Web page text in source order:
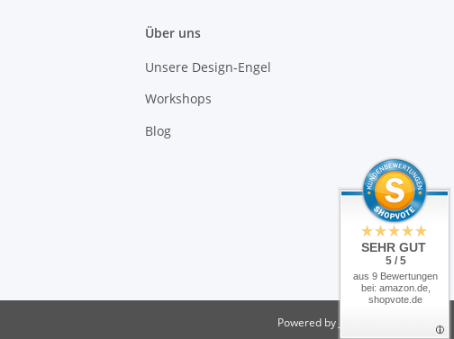
Über uns
Unsere Design-Engel
Workshops
Blog
Powered by
SEHR GUT
5 / 5
aus 9 Bewertungen
bei: amazon.de,
shopvote.de